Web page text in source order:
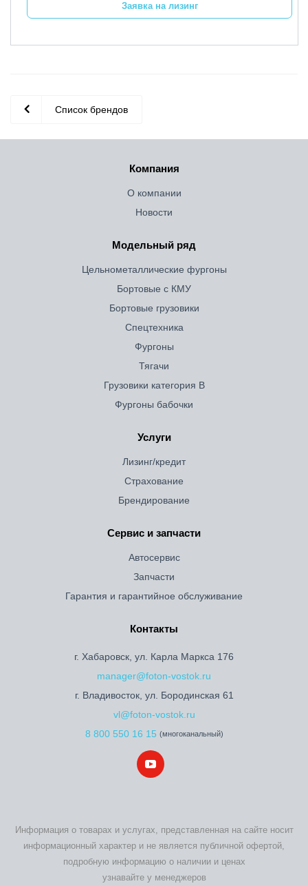
Заявка на лизинг
Список брендов
Компания
О компании
Новости
Модельный ряд
Цельнометаллические фургоны
Бортовые с КМУ
Бортовые грузовики
Спецтехника
Фургоны
Тягачи
Грузовики категория B
Фургоны бабочки
Услуги
Лизинг/кредит
Страхование
Брендирование
Сервис и запчасти
Автосервис
Запчасти
Гарантия и гарантийное обслуживание
Контакты
г. Хабаровск, ул. Карла Маркса 176
manager@foton-vostok.ru
г. Владивосток, ул. Бородинская 61
vl@foton-vostok.ru
8 800 550 16 15 (многоканальный)
Информация о товарах и услугах, представленная на сайте носит
информационный характер и не является публичной офертой,
подробную информацию о наличии и ценах
узнавайте у менеджеров